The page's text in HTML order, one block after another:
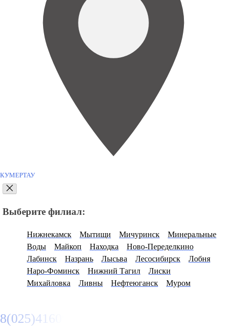
КУМЕРТАУ
Выберите филиал:
Нижнекамск Мытищи Мичуринск
Минеральные
Воды
Майкоп Находка
Ново-Переделкино
Лабинск
Назрань Лысьва Лесосибирск
Лобня
Наро-Фоминск
Нижний Тагил
Лиски
Михайловка
Ливны Нефтеюганск Муром
8(025)4160950